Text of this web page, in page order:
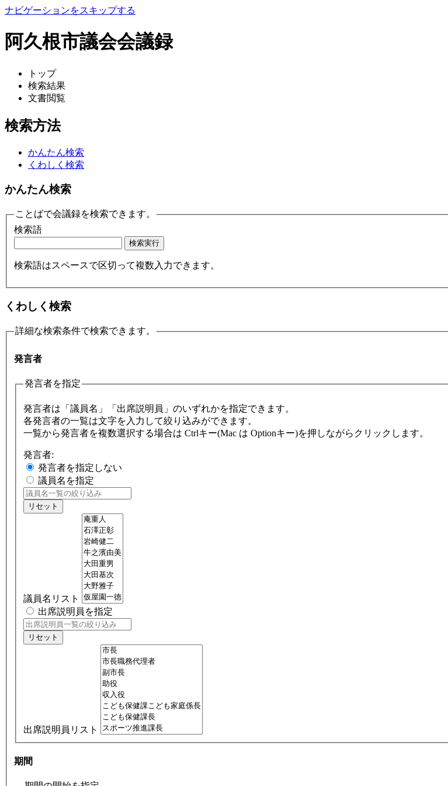
ナビゲーションをスキップする
阿久根市議会会議録
トップ
検索結果
文書閲覧
検索方法
かんたん検索
くわしく検索
かんたん検索
ことばで会議録を検索できます。
検索語
検索語はスペースで区切って複数入力できます。
くわしく検索
詳細な検索条件で検索できます。
発言者
発言者を指定
発言者は「議員名」「出席説明員」のいずれかを指定できます。
各発言者の一覧は文字を入力して絞り込みができます。
一覧から発言者を複数選択する場合は Ctrlキー(Mac は Optionキー)を押しながらクリックします。
発言者:
発言者を指定しない
議員名を指定
リセット
議員名リスト
出席説明員を指定
リセット
出席説明員リスト
期間